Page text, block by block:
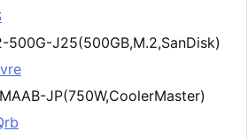
500G-J25(500GB,M.2,SanDisk)
JP(750W,CoolerMaster)